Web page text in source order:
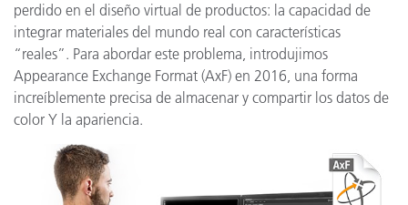
perdido en el diseño virtual de productos: la capacidad de
integrar materiales del mundo real con características
“reales”. Para abordar este problema, introdujimos
Appearance Exchange Format (AxF) en 2016, una forma
increíblemente precisa de almacenar y compartir los datos de
color Y la apariencia.